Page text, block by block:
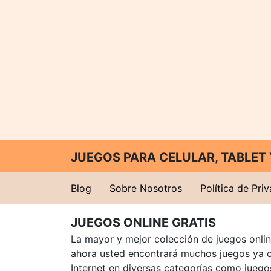
JUEGOS PARA CELULAR,
Blog Sobre Nosotros Política de
JUEGOS ONLINE GRATIS
La mayor y mejor colección de juegos
ahora usted encontrará muchos juegos ya
Internet en diversas categorías como